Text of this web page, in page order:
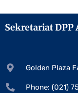
Sekretariat DPP
Golden Plaza
Phone: (021)